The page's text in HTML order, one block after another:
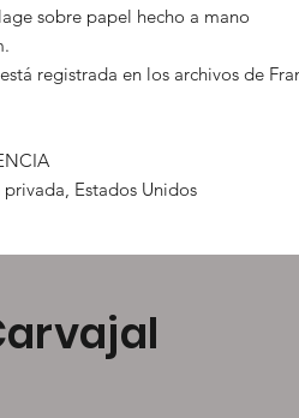
sobre papel hecho a mano
registrada en los archivos de
Estados Unidos